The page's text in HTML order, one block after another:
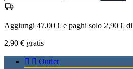
Aggiungi 47,00 € e paghi solo 2,90 €
2,90 € gratis
  Outlet